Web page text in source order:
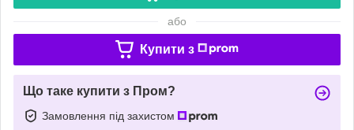
або
Купити з
Що таке купити з Пром?
Замовлення під захистом